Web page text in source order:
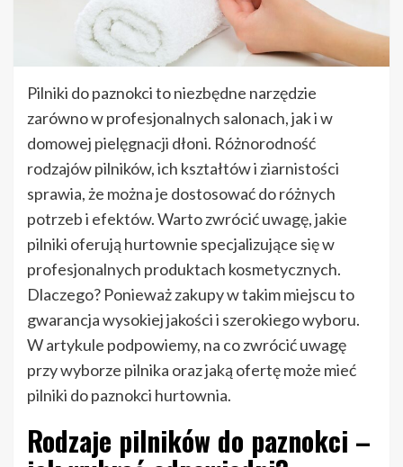
Pilniki do paznokci to niezbędne narzędzie
zarówno w profesjonalnych salonach, jak i w
domowej pielęgnacji dłoni. Różnorodność
rodzajów pilników, ich kształtów i ziarnistości
sprawia, że można je dostosować do różnych
potrzeb i efektów. Warto zwrócić uwagę, jakie
pilniki oferują hurtownie specjalizujące się w
profesjonalnych produktach kosmetycznych.
Dlaczego? Ponieważ zakupy w takim miejscu to
gwarancja wysokiej jakości i szerokiego wyboru.
W artykule podpowiemy, na co zwrócić uwagę
przy wyborze pilnika oraz jaką ofertę może mieć
pilniki do paznokci hurtownia.
Rodzaje pilników do paznokci –